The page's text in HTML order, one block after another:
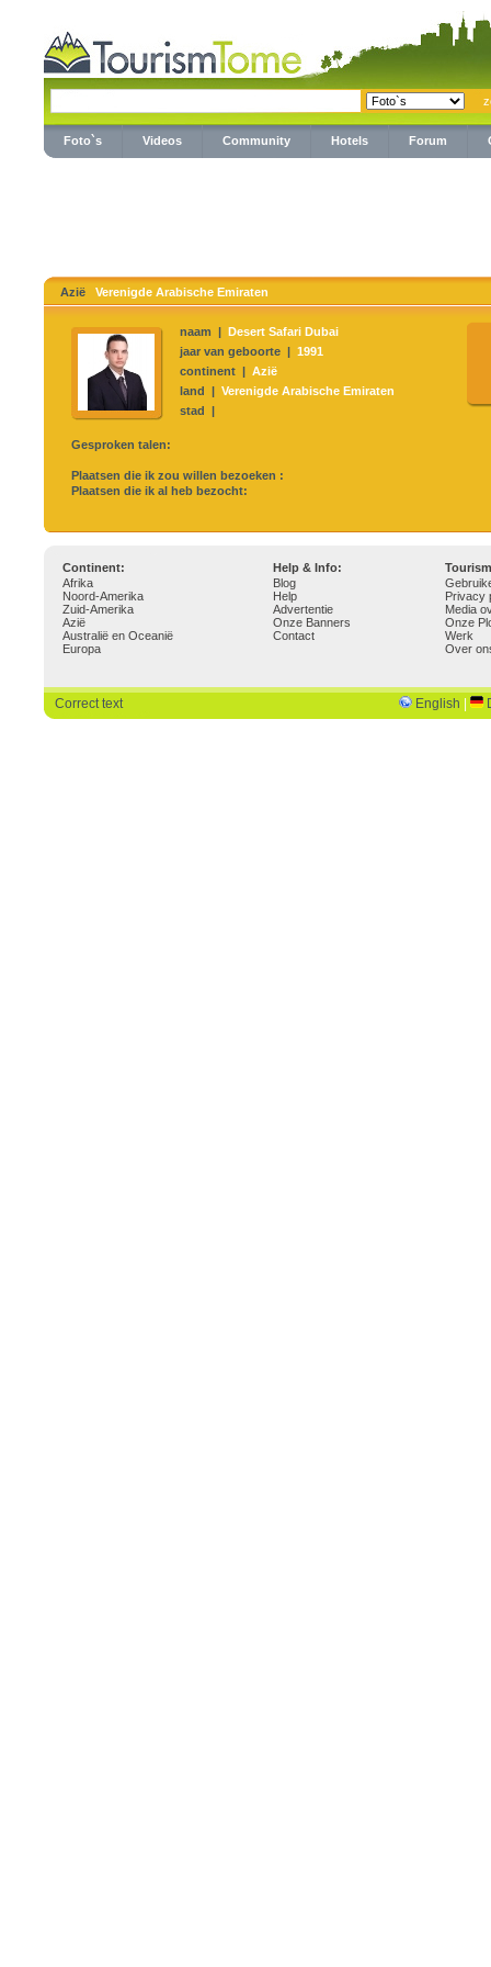
Foto`s Videos Community Hotels Forum
Azië Verenigde Arabische Emiraten
naam | Desert Safari Dubai
jaar van geboorte | 1991
continent | Azië
land | Verenigde Arabische Emiraten
stad |
Gesproken talen:
Plaatsen die ik zou willen bezoeken :
Plaatsen die ik al heb bezocht:
Continent: Help & Info:
Afrika
Noord-Amerika
Zuid-Amerika
Azië
Australië en Oceanië
Europa
Blog
Help
Advertentie
Onze Banners
Contact
Privacy
Media
Onze
Werk
Over
Correct text English